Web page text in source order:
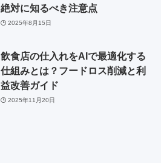
絶対に知るべき注意点
2025年8月15日
飲食店の仕入れをAIで最適化する
仕組みとは？フードロス削減と利
益改善ガイド
2025年11月20日